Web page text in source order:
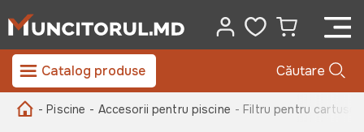
Catalog produse Căutare
- Piscine - Accesorii pentru piscine - Filtru pentru cartuse